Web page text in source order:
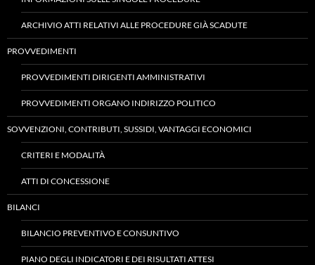
ARCHIVIO ATTI RELATIVI ALLE PROCEDURE GIÀ SCADUTE
PROVVEDIMENTI
PROVVEDIMENTI DIRIGENTI AMMINISTRATIVI
PROVVEDIMENTI ORGANO INDIRIZZO POLITICO
SOVVENZIONI, CONTRIBUTI, SUSSIDI, VANTAGGI ECONOMICI
CRITERI E MODALITÀ
ATTI DI CONCESSIONE
BILANCI
BILANCIO PREVENTIVO E CONSUNTIVO
PIANO DEGLI INDICATORI E DEI RISULTATI ATTESI